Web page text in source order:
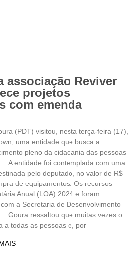
associação Reviver
projetos
com emenda
(PDT) visitou, nesta terça-feira (17),
uma entidade que busca a
pleno da cidadania das pessoas
A entidade foi contemplada com uma
pelo deputado, no valor de R$
de equipamentos. Os recursos
Anual (LOA) 2024 e foram
a Secretaria de Desenvolvimento
Goura ressaltou que muitas vezes o
a todas as pessoas e, por